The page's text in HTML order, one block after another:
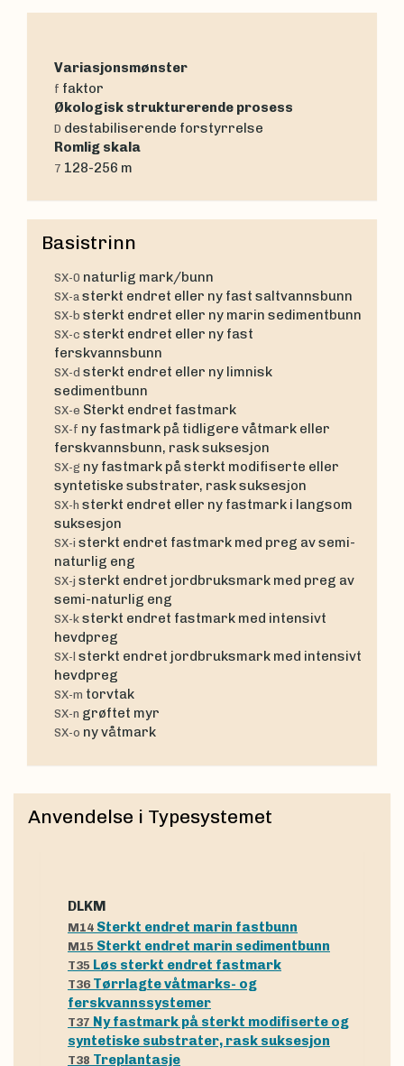
Variasjonsmønster
f faktor
Økologisk strukturerende prosess
D destabiliserende forstyrrelse
Romlig skala
7 128-256 m
Basistrinn
SX-0 naturlig mark/bunn
SX-a sterkt endret eller ny fast saltvannsbunn
SX-b sterkt endret eller ny marin sedimentbunn
SX-c sterkt endret eller ny fast
ferskvannsbunn
SX-d sterkt endret eller ny limnisk
sedimentbunn
SX-e Sterkt endret fastmark
SX-f ny fastmark på tidligere våtmark eller
ferskvannsbunn, rask suksesjon
SX-g ny fastmark på sterkt modifiserte eller
syntetiske substrater, rask suksesjon
SX-h sterkt endret eller ny fastmark i langsom
suksesjon
SX-i sterkt endret fastmark med preg av semi-
naturlig eng
SX-j sterkt endret jordbruksmark med preg av
semi-naturlig eng
SX-k sterkt endret fastmark med intensivt
hevdpreg
SX-l sterkt endret jordbruksmark med intensivt
hevdpreg
SX-m torvtak
SX-n grøftet myr
SX-o ny våtmark
Anvendelse i Typesystemet
dLKM
M14 Sterkt endret marin fastbunn
M15 Sterkt endret marin sedimentbunn
T35 Løs sterkt endret fastmark
T36 Tørrlagte våtmarks- og
ferskvannssystemer
T37 Ny fastmark på sterkt modifiserte og
syntetiske substrater, rask suksesjon
T38 Treplantasje